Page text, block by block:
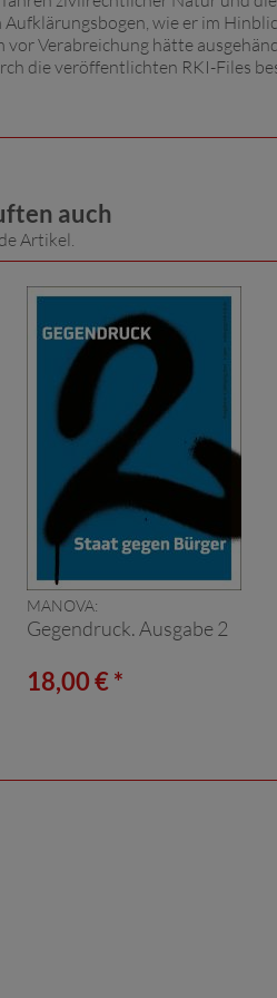
wie er im
Verabreichung hätte
die veröffentlichten RKI-Files
auch
Artikel.
MANOVA:
Gegendruck. Ausgabe 2
18,00 € *